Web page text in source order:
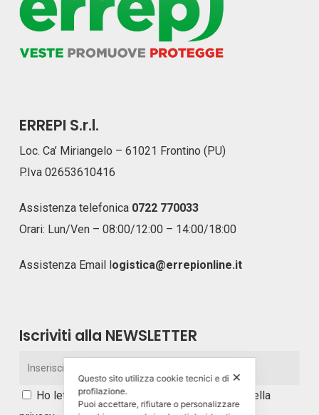
ERREPI S.r.l.
Loc. Ca’ Miriangelo – 61021 Frontino (PU)
P.Iva 02653610416
Assistenza telefonica 0722 770033
Orari: Lun/Ven – 08:00/12:00 – 14:00/18:00
Assistenza Email logistica@errepionline.it
Iscriviti alla NEWSLETTER
Ho letto e accetto i
termini e le condizioni della
✕
Questo sito utilizza cookie tecnici e di
profilazione.
Puoi accettare, rifiutare o personalizzare